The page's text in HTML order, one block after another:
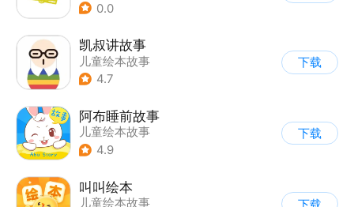
0.0
凯叔讲故事
儿童绘本故事
4.7
下载
阿布睡前故事
儿童绘本故事
4.9
下载
叫叫绘本
儿童绘本故事
下载